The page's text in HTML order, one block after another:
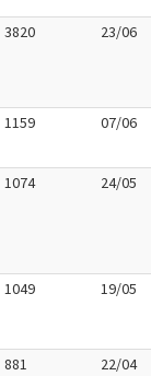
3820 23/06
1159 07/06
1074 24/05
1049 19/05
881 22/04